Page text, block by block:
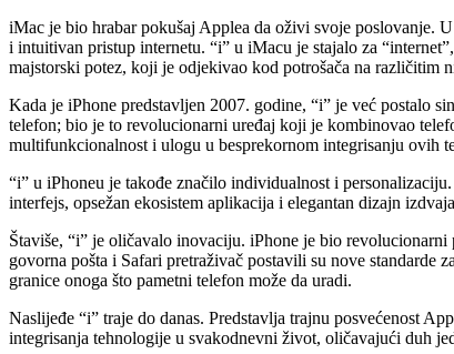
iMac je bio hrabar pokušaj Applea da oživi svoje poslovanje.
i intuitivan pristup internetu. “i” u iMacu je stajalo za
majstorski potez, koji je odjekivao kod potrošača na različitim
Kada je iPhone predstavljen 2007. godine, “i” je već postalo
telefon; bio je to revolucionarni uređaj koji je kombinovao
multifunkcionalnost i ulogu u besprekornom integrisanju ovih
“i” u iPhoneu je takođe značilo individualnost i
interfejs, opsežan ekosistem aplikacija i elegantan dizajn
Štaviše, “i” je oličavalo inovaciju. iPhone je bio
govorna pošta i Safari pretraživač postavili su nove
granice onoga što pametni telefon može da uradi.
Naslijeđe “i” traje do danas. Predstavlja trajnu posvećenost
integrisanja tehnologije u svakodnevni život, oličavajući duh